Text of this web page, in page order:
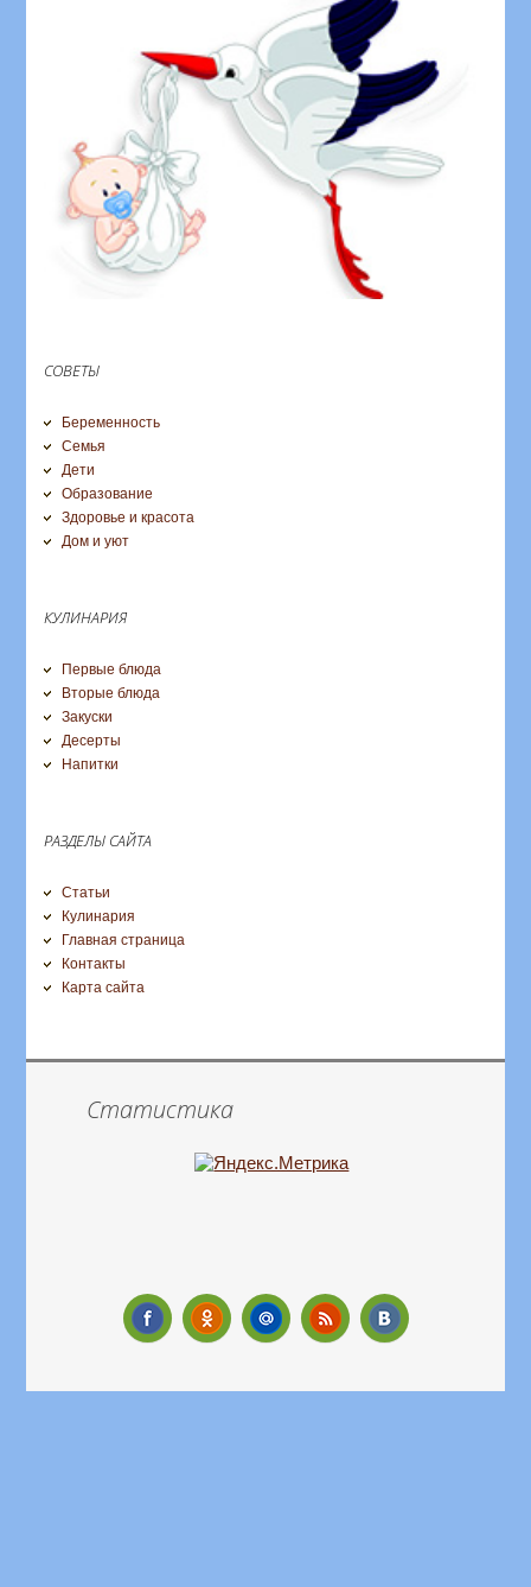
СОВЕТЫ
Беременность
Семья
Дети
Образование
Здоровье и красота
Дом и уют
КУЛИНАРИЯ
Первые блюда
Вторые блюда
Закуски
Десерты
Напитки
РАЗДЕЛЫ САЙТА
Статьи
Кулинария
Главная страница
Контакты
Карта сайта
Статистика